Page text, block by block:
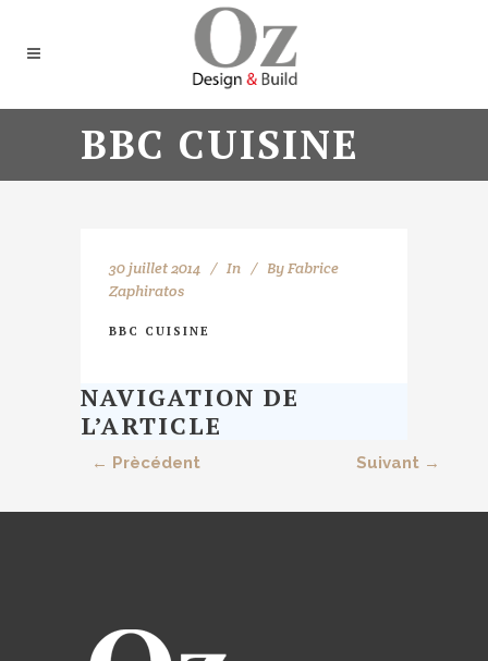
BBC CUISINE
30 juillet 2014 In ByFabrice
Zaphiratos
BBC CUISINE
NAVIGATION DE
L’ARTICLE
← Prècédent Suivant →